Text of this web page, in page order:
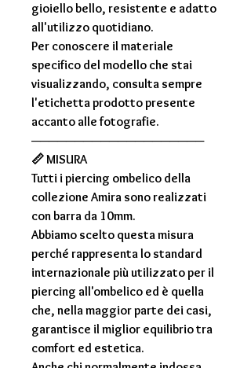
gioiello bello, resistente e adatto
all'utilizzo quotidiano.
Per conoscere il materiale
specifico del modello che stai
visualizzando, consulta sempre
l'etichetta prodottopresente
accanto alle fotografie.
────────────────────
📏MISURA
Tutti ipiercing ombelico della
collezione Amira sono realizzati
conbarra da 10mm.
Abbiamo scelto questa misura
perché rappresenta lo standard
internazionale più utilizzatoper il
piercing all'ombelico ed è quella
che, nella maggior parte dei casi,
garantisce il miglior equilibrio tra
comfort ed estetica.